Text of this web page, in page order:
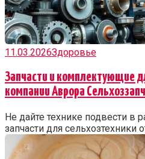
11.03.2026Здоровье
Запчасти и комплектующие
компании Аврора
Не дайте технике подвести
запчасти для сельхозтехники